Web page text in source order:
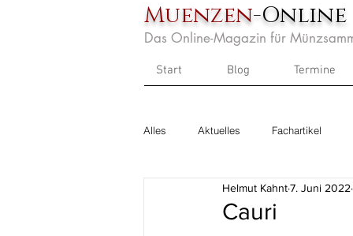
Muenzen-Online
Das Online-Magazin für
Start Blog Termine
Alles Aktuelles Fachartikel
Cauri
Helmut Kahnt7. Juni 2022